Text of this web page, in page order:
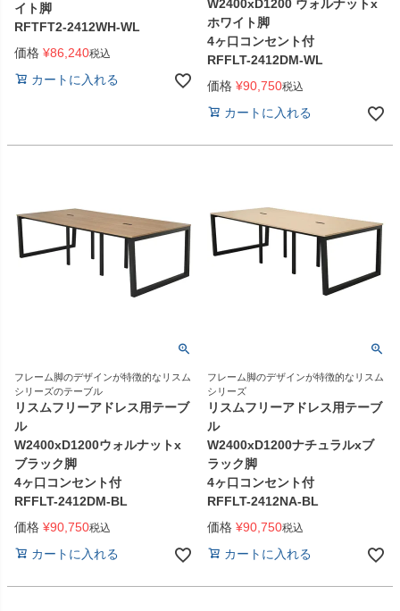
イト脚
RFTFT2-2412WH-WL
価格 ¥86,240税込
カートに入れる
W2400xD1200 ウォルナットx
ホワイト脚
4ヶ口コンセント付
RFFLT-2412DM-WL
価格 ¥90,750税込
カートに入れる
フレーム脚のデザインが特徴的なリスム
シリーズのテーブル
リスムフリーアドレス用テーブ
ル
W2400xD1200ウォルナットx
ブラック脚
4ヶ口コンセント付
RFFLT-2412DM-BL
価格 ¥90,750税込
カートに入れる
フレーム脚のデザインが特徴的なリスム
シリーズ
リスムフリーアドレス用テーブ
ル
W2400xD1200ナチュラルxブ
ラック脚
4ヶ口コンセント付
RFFLT-2412NA-BL
価格 ¥90,750税込
カートに入れる